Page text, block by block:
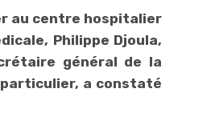
au centre hospitalier
Philippe Djoula,
général de la
a constaté